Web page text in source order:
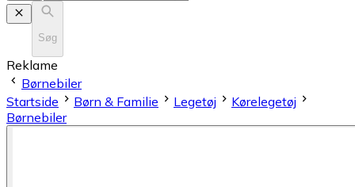
Søg
Reklame
Børnebiler
Startside
Børn & Familie Legetøj
Kørelegetøj
Børnebiler